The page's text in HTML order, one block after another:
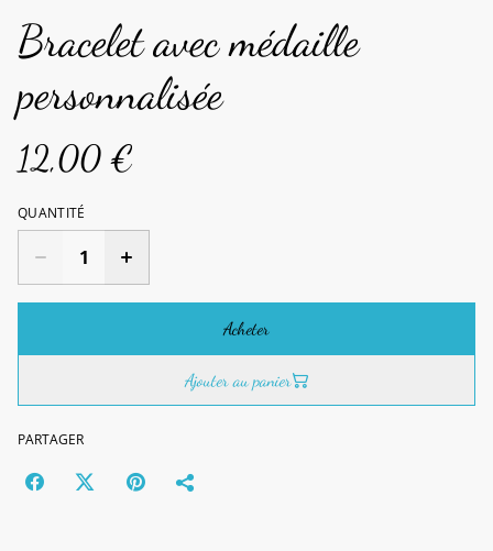
Bracelet avec médaille
personnalisée
12,00 €
QUANTITÉ
Acheter
Ajouter au panier
PARTAGER